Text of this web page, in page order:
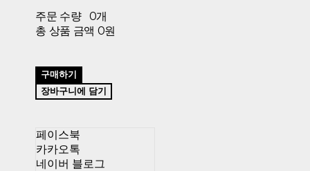
주문 수량
0개
총 상품 금액 0원
구매하기
장바구니에 담기
페이스북
카카오톡
네이버 블로그